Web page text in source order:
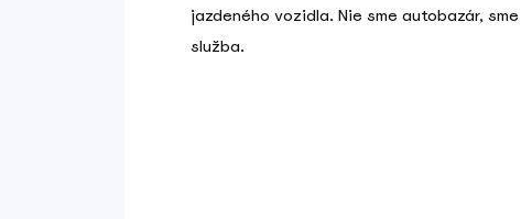
jazdeného vozidla. Nie sme autobazár, sme
služba.